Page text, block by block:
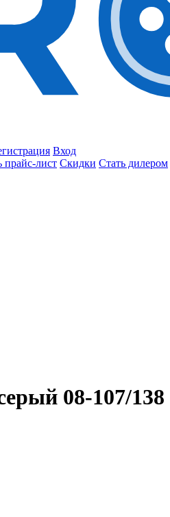
Вход
прайс-лист Скидки Стать дилером
08-107/138